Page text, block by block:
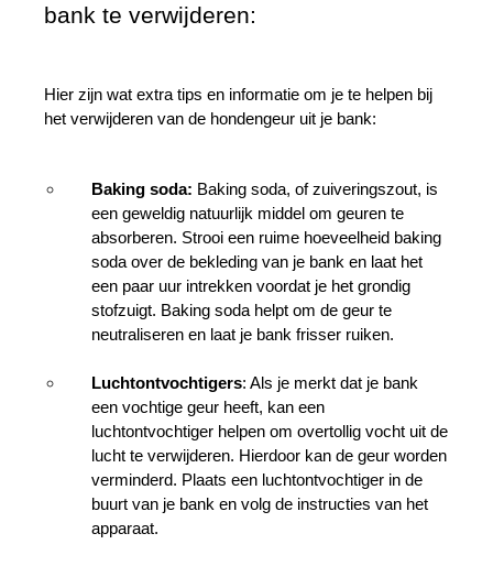
bank te verwijderen:
Hier zijn wat extra tips en informatie om je te helpen bij
het verwijderen van de hondengeur uit je bank:
Baking soda: Baking soda, of zuiveringszout, is
een geweldig natuurlijk middel om geuren te
absorberen. Strooi een ruime hoeveelheid baking
soda over de bekleding van je bank en laat het
een paar uur intrekken voordat je het grondig
stofzuigt. Baking soda helpt om de geur te
neutraliseren en laat je bank frisser ruiken.
Luchtontvochtigers: Als je merkt dat je bank
een vochtige geur heeft, kan een
luchtontvochtiger helpen om overtollig vocht uit de
lucht te verwijderen. Hierdoor kan de geur worden
verminderd. Plaats een luchtontvochtiger in de
buurt van je bank en volg de instructies van het
apparaat.